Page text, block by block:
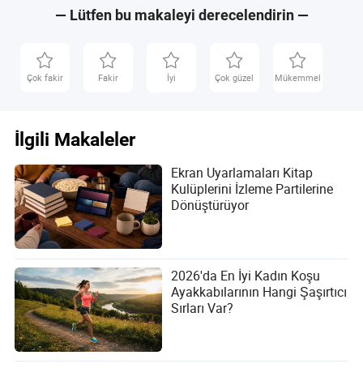
— Lütfen bu makaleyi derecelendirin —
Çok fakir Fakir İyi Çok güzel Mükemmel
İlgili Makaleler
Ekran Uyarlamaları Kitap
Kulüplerini İzleme Partilerine
Dönüştürüyor
2026'da En İyi Kadın Koşu
Ayakkabılarının Hangi Şaşırtıcı
Sırları Var?